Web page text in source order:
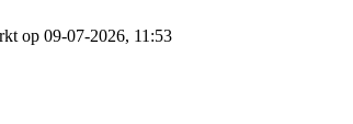
op 09-07-2026, 11:53